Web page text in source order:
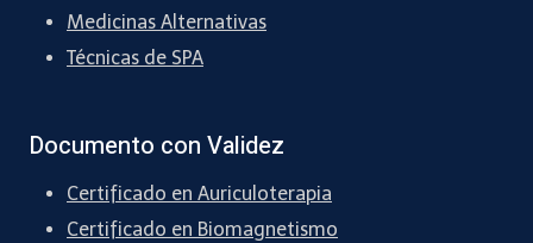
Medicinas Alternativas
Técnicas de SPA
Documento con Validez
Certificado en Auriculoterapia
Certificado en Biomagnetismo